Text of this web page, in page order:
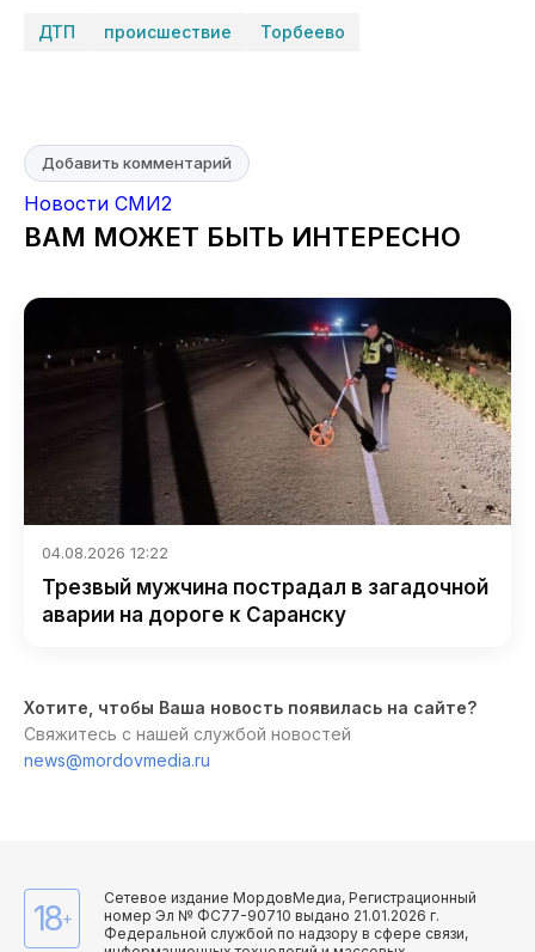
ДТП происшествие Торбеево
Добавить комментарий
Новости СМИ2
ВАМ МОЖЕТ БЫТЬ ИНТЕРЕСНО
04.08.2026 12:22
Трезвый мужчина пострадал в загадочной
аварии на дороге к Саранску
Хотите, чтобы Ваша новость появилась на сайте?
Свяжитесь с нашей службой новостей
news@mordovmedia.ru
18+
Сетевое издание МордовМедиа, Регистрационный
номер Эл № ФС77-90710 выдано 21.01.2026 г.
Федеральной службой по надзору в сфере связи,